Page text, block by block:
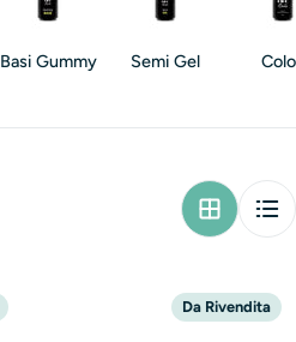
Basi Gummy Semi Gel
Da Rivendita